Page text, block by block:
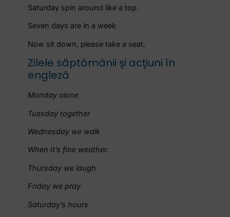
Saturday spin around like a top.
Seven days are in a week
Now sit down, please take a seat.
Zilele săptămânii şi acţiuni în
engleză
Monday alone
Tuesday together
Wednesday we walk
When it’s fine weather.
Thursday we laugh
Friday we pray
Saturday’s hours